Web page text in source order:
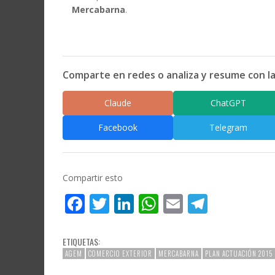
Mercabarna.
Comparte en redes o analiza y resume con
Claude ChatGPT
Facebook Telegram
Compartir esto
Facebook
Twitter
LinkedIn
WhatsApp
Email
ETIQUETAS:
AGEM COMERCIO EXTERIOR MERCABARNA PLAN ACTUACIÓN 2015